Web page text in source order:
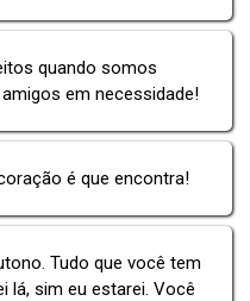
quando somos
em necessidade!
é que encontra!
Tudo que você tem
lá, sim eu estarei. Você